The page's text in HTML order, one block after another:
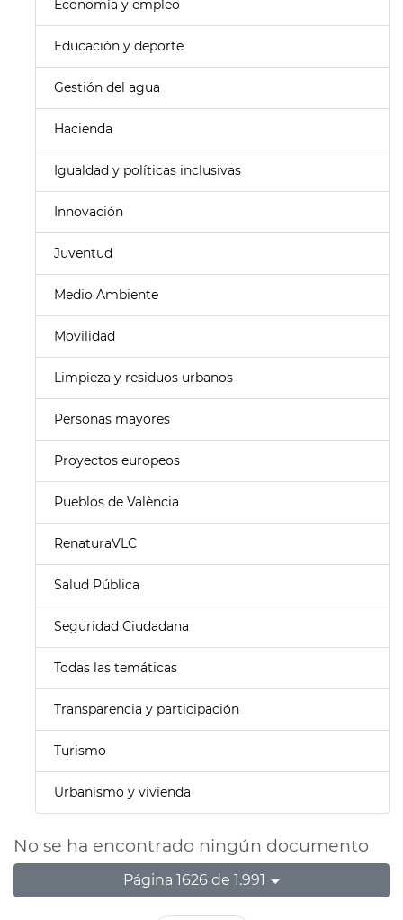
Economía y empleo
Educación y deporte
Gestión del agua
Hacienda
Igualdad y políticas inclusivas
Innovación
Juventud
Medio Ambiente
Movilidad
Limpieza y residuos urbanos
Personas mayores
Proyectos europeos
Pueblos de València
RenaturaVLC
Salud Pública
Seguridad Ciudadana
Todas las temáticas
Transparencia y participación
Turismo
Urbanismo y vivienda
No se ha encontrado ningún documento
Página 1626 de 1.991